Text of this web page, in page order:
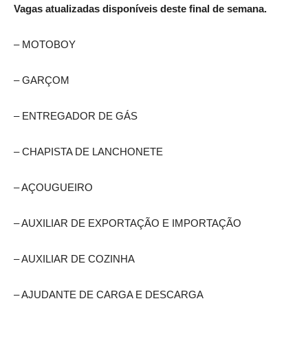
Vagas atualizadas disponíveis deste final de semana.
– MOTOBOY
– GARÇOM
– ENTREGADOR DE GÁS
– CHAPISTA DE LANCHONETE
– AÇOUGUEIRO
– AUXILIAR DE EXPORTAÇÃO E IMPORTAÇÃO
– AUXILIAR DE COZINHA
– AJUDANTE DE CARGA E DESCARGA